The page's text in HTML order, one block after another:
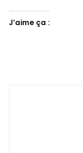
J’aime ça :